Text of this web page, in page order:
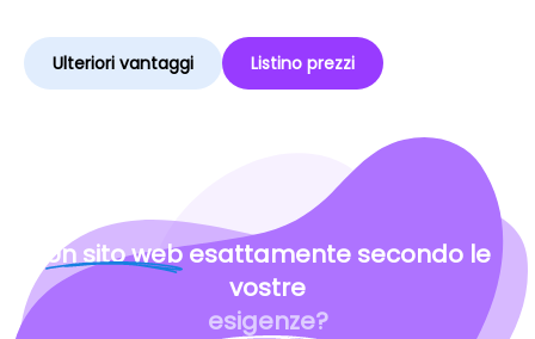
Ulteriori vantaggi Listino prezzi
Un sito webesattamente secondo le
vostre
esigenze?